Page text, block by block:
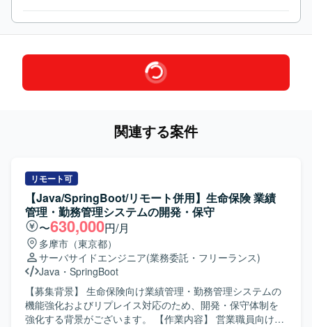
関連する案件
リモート可
【Java/SpringBoot/リモート併用】生命保険 業績
管理・勤務管理システムの開発・保守
〜630,000円/月
多摩市（東京都）
サーバサイドエンジニア(業務委託・フリーランス)
Java ・ SpringBoot
【募集背景】 生命保険向け業績管理・勤務管理システムの
機能強化およびリプレイス対応のため、開発・保守体制を
強化する背景がございます。 【作業内容】 営業職員向け勤